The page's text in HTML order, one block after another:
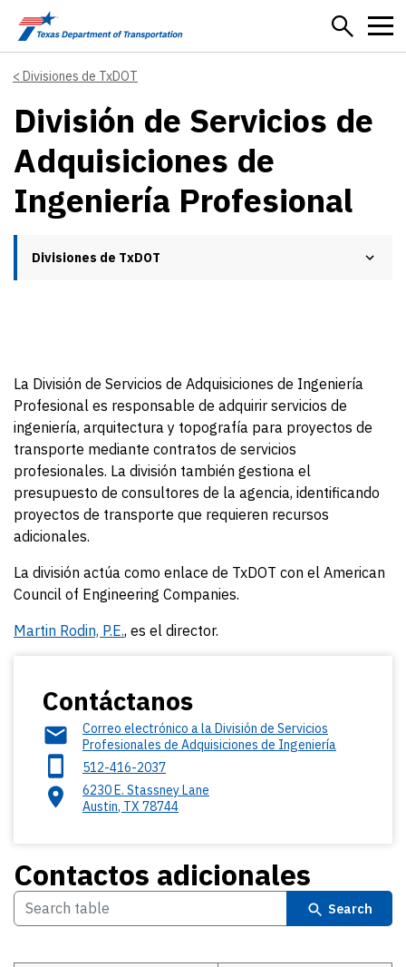
Skip to main content
Divisiones de TxDOT
División de Servicios de
Adquisiciones de
Ingeniería Profesional
Divisiones de TxDOT
La División de Servicios de Adquisiciones de Ingeniería
Profesional es responsable de adquirir servicios de
ingeniería, arquitectura y topografía para proyectos de
transporte mediante contratos de servicios
profesionales. La división también gestiona el
presupuesto de consultores de la agencia, identificando
proyectos de transporte que requieren recursos
adicionales.
La división actúa como enlace de TxDOT con el American
Council of Engineering Companies.
Martin Rodin, P.E., es el director.
Contáctanos
Correo electrónico a la División de Servicios
Profesionales de Adquisiciones de Ingeniería
512-416-2037
6230 E. Stassney Lane
Austin, TX 78744
Contactos adicionales
Search